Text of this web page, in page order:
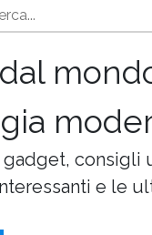
gadget, consigli
e le